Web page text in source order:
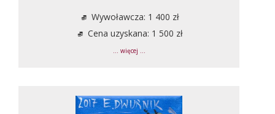
Wywoławcza: 1 400 zł
Cena uzyskana: 1 500 zł
... więcej ...